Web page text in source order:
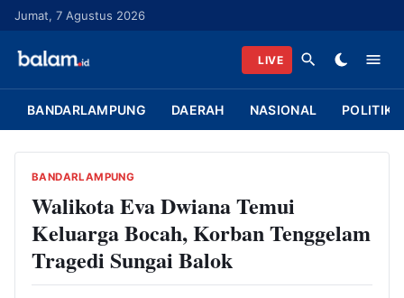
u
Jumat, 7 Agustus 2026
LIVE
BANDARLAMPUNG DAERAH NASIONAL POLITIK
BANDARLAMPUNG
Walikota Eva Dwiana Temui
Keluarga Bocah, Korban Tenggelam
Tragedi Sungai Balok